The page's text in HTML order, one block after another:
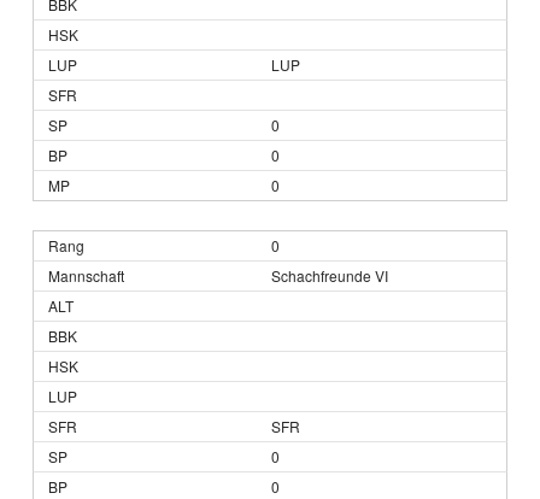
LUP
0
0
0
0
Schachfreunde VI
SFR
0
0